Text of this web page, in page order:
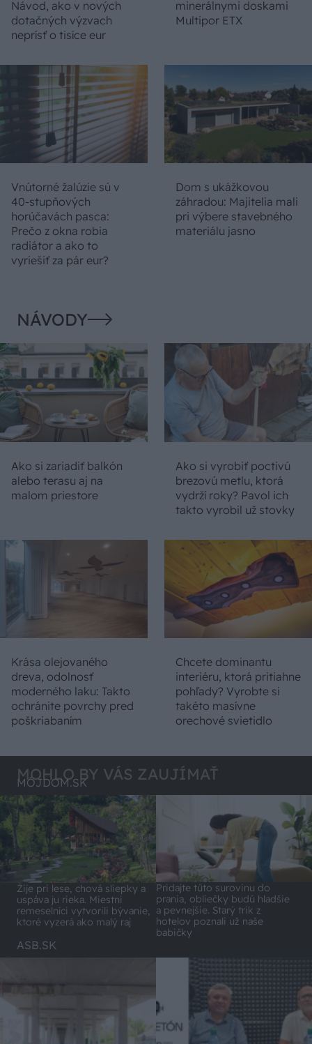
Návod, ako v nových
dotačných výzvach
neprísť o tisíce eur
minerálnymi doskami
Multipor ETX
Vnútorné žalúzie sú v
40-stupňových
horúčavách pasca:
Prečo z okna robia
radiátor a ako to
vyriešiť za pár eur?
Dom s ukážkovou
záhradou: Majitelia mali
pri výbere stavebného
materiálu jasno
NÁVODY
Ako si zariadiť balkón
alebo terasu aj na
malom priestore
Ako si vyrobiť poctivú
brezovú metlu, ktorá
vydrží roky? Pavol ich
takto vyrobil už stovky
Krása olejovaného
dreva, odolnosť
moderného laku: Takto
ochránite povrchy pred
poškriabaním
Chcete dominantu
interiéru, ktorá pritiahne
pohľady? Vyrobte si
takéto masívne
orechové svietidlo
MOHLO BY VÁS ZAUJÍMAŤ
MÔJDOM.SK
Žije pri lese, chová sliepky a
uspáva ju rieka. Miestni
remeselníci vytvorili bývanie,
ktoré vyzerá ako malý raj
Pridajte túto surovinu do
prania, obliečky budú hladšie
a pevnejšie. Starý trik z
hotelov poznali už naše
babičky
ASB.SK